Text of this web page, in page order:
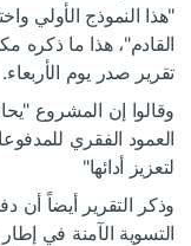
"هذا النموذج الأولي
القادم"، هذا ما ذكره
تقرير صدر يوم الأربعاء.
العمود الفقري
لتعزيز أدائها"
وذكر التقرير أيضاً أن
التسوية الآمنة في